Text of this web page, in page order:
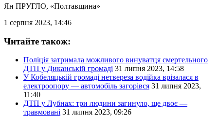
Ян ПРУГЛО, «Полтавщина»
1 серпня 2023, 14:46
Читайте також:
Поліція затримала можливого винуватця смертельного
ДТП у Диканській громаді 31 липня 2023, 14:58
У Кобеляцькій громаді нетвереза водійка врізалася в
електроопору — автомобіль загорівся 31 липня 2023,
11:40
ДТП у Лубнах: три людини загинуло, ще двоє —
травмовані 31 липня 2023, 09:26